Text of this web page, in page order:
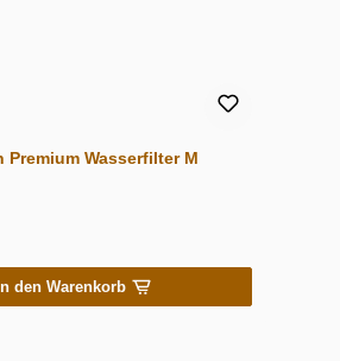
Premium Wasserfilter M
In den Warenkorb